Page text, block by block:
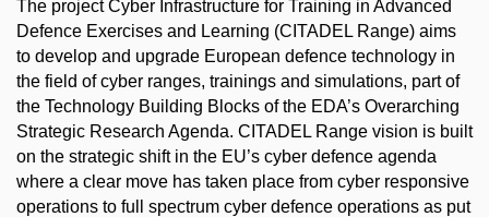
The project Cyber Infrastructure for Training in Advanced
Defence Exercises and Learning (CITADEL Range) aims
to develop and upgrade European defence technology in
the field of cyber ranges, trainings and simulations, part of
the Technology Building Blocks of the EDA’s Overarching
Strategic Research Agenda. CITADEL Range vision is built
on the strategic shift in the EU’s cyber defence agenda
where a clear move has taken place from cyber responsive
operations to full spectrum cyber defence operations as put